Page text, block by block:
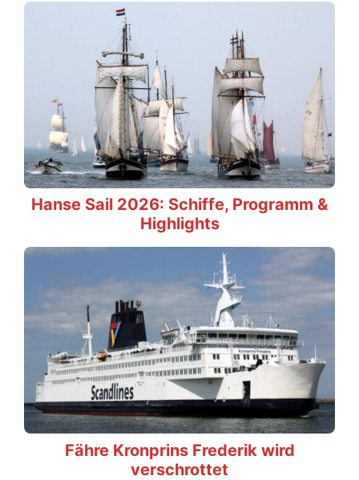
Hanse Sail 2026: Schiffe, Programm &
Highlights
Fähre Kronprins Frederik wird
verschrottet